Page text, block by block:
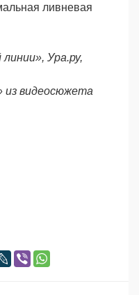
ливневая
Ура.ру,
из видеосюжета